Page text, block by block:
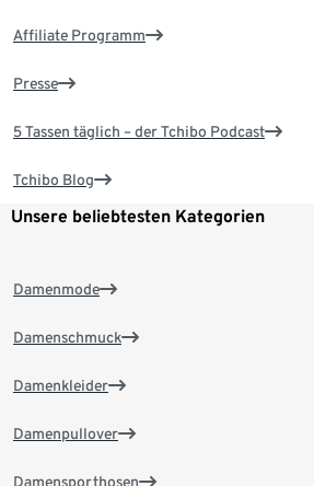
Affiliate Programm
Presse
5 Tassen täglich – der Tchibo Podcast
Tchibo Blog
Unsere beliebtesten Kategorien
Damenmode
Damenschmuck
Damenkleider
Damenpullover
Damensporthosen